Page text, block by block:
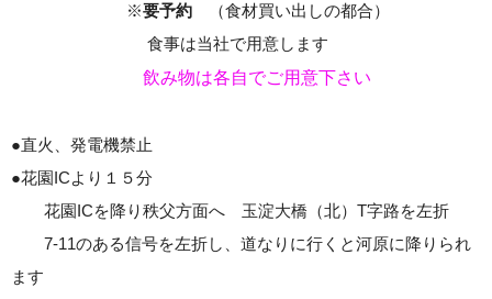
※要予約 （食材買い出しの都合）
食事は当社で用意します
飲み物は各自でご用意下さい
●直火、発電機禁止
●花園ICより１５分
花園ICを降り秩父方面へ 玉淀大橋（北）T字路を左折
7-11のある信号を左折し、道なりに行くと河原に降りられ
ます